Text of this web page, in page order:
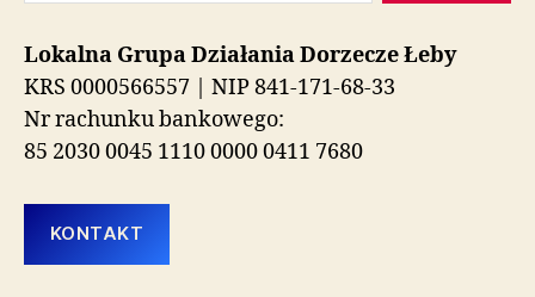
Lokalna Grupa Działania Dorzecze Łeby
KRS 0000566557 | NIP 841-171-68-33
Nr rachunku bankowego:
85 2030 0045 1110 0000 0411 7680
KONTAKT